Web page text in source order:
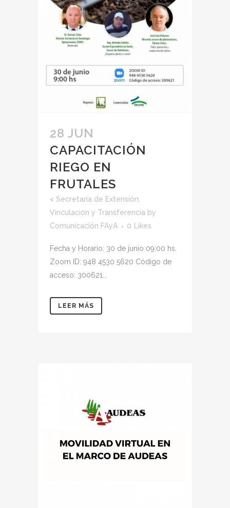
28 JUN
CAPACITACIÓN
RIEGO EN
FRUTALES
< Secretaria de Extensión,
Vinculación y Transferencia by
Comunicación FAyA
0 Likes
Fecha y Horario: 30 de junio 09:00 hs.
Zoom ID: 948 4530 5620 Código de
acceso: 300621...
LEER MÁS